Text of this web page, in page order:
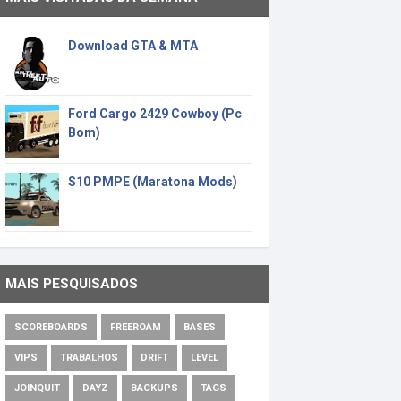
Download GTA & MTA
Ford Cargo 2429 Cowboy (Pc
Bom)
S10 PMPE (Maratona Mods)
MAIS PESQUISADOS
SCOREBOARDS FREEROAM BASES
VIPS TRABALHOS DRIFT LEVEL
JOINQUIT DAYZ BACKUPS TAGS